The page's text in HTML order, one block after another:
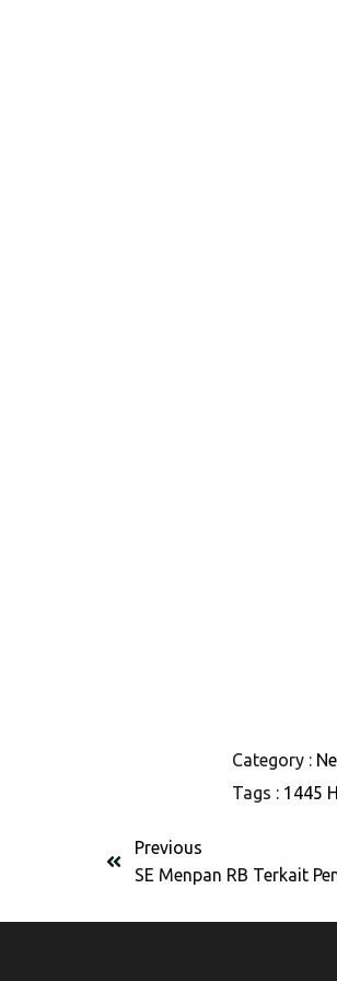
Category :
Tags : 1445
Previous
SE Menpan RB Terkait